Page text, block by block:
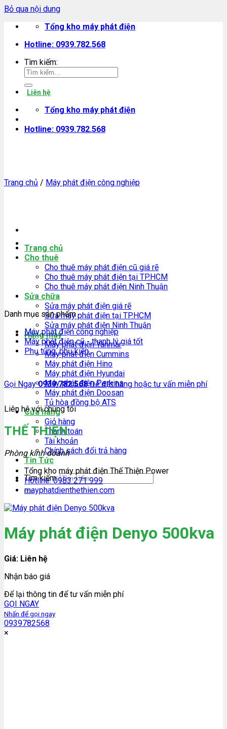
Bỏ qua nội dung
Tổng kho máy phát điện
Hotline: 0939.782.568
Tìm kiếm:
Liên hệ
Tổng kho máy phát điện
Hotline: 0939.782.568
Trang chủ
Cho thuê
Cho thuê máy phát điện cũ giá rẽ
Cho thuê máy phát điện tại TP.HCM
Cho thuê máy phát điện Ninh Thuận
Sửa chữa
Sửa máy phát điện giá rẽ
Sửa máy phát điện tại TP.HCM
Sửa máy phát điện Ninh Thuận
Hãng máy
Máy phát điện Yanmar
Máy phát điện Cummins
Máy phát điện Hino
Máy phát điện Hyundai
Máy phát điện Perkins
Máy phát điện Doosan
Tủ hòa đồng bộ ATS
Cửa hàng
Giỏ hàng
Thanh toán
Tài khoản
Chính sách đổi trả hàng
Tin Tức
Tìm kiếm:
Trang chủ / Máy phát điện công nghiệp
Danh mục sản phẩm
Máy phát điện công nghiệp
Máy phát điện cũ - thanh lý giá tốt
Phụ tùng, phụ kiện
Gọi Ngay0939.782.568 Để đặt hàng hoặc tư vấn miễn phí
Liên hệ với chúng tôi
THẾ THIỆN
Phòng kinh doanh
Tổng kho máy phát điện Thế Thiện Power
Hotline: 0983 271 999
mayphatdienthethien.com
Máy phát điện Denyo 500kva
Giá: Liên hệ
Nhận báo giá
Để lại thông tin để tư vấn miễn phí
GỌI NGAY
Nhấn để gọi ngay
0939782568
×